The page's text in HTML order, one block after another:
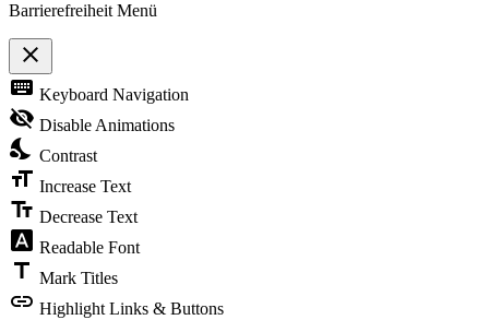
Barrierefreiheit Menü
close
Toggle
the
visibility
of
Accessibility
Toolbar
keyboard Keyboard Navigation
visibility_off Disable Animations
nights_stay Contrast
format_size Increase Text
text_fields Decrease Text
font_download Readable Font
title Mark Titles
link Highlight Links & Buttons